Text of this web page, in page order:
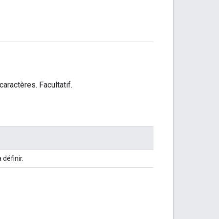
Facultatif.
définir.